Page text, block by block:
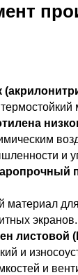
и
материал
экранов.
листовой
и
и